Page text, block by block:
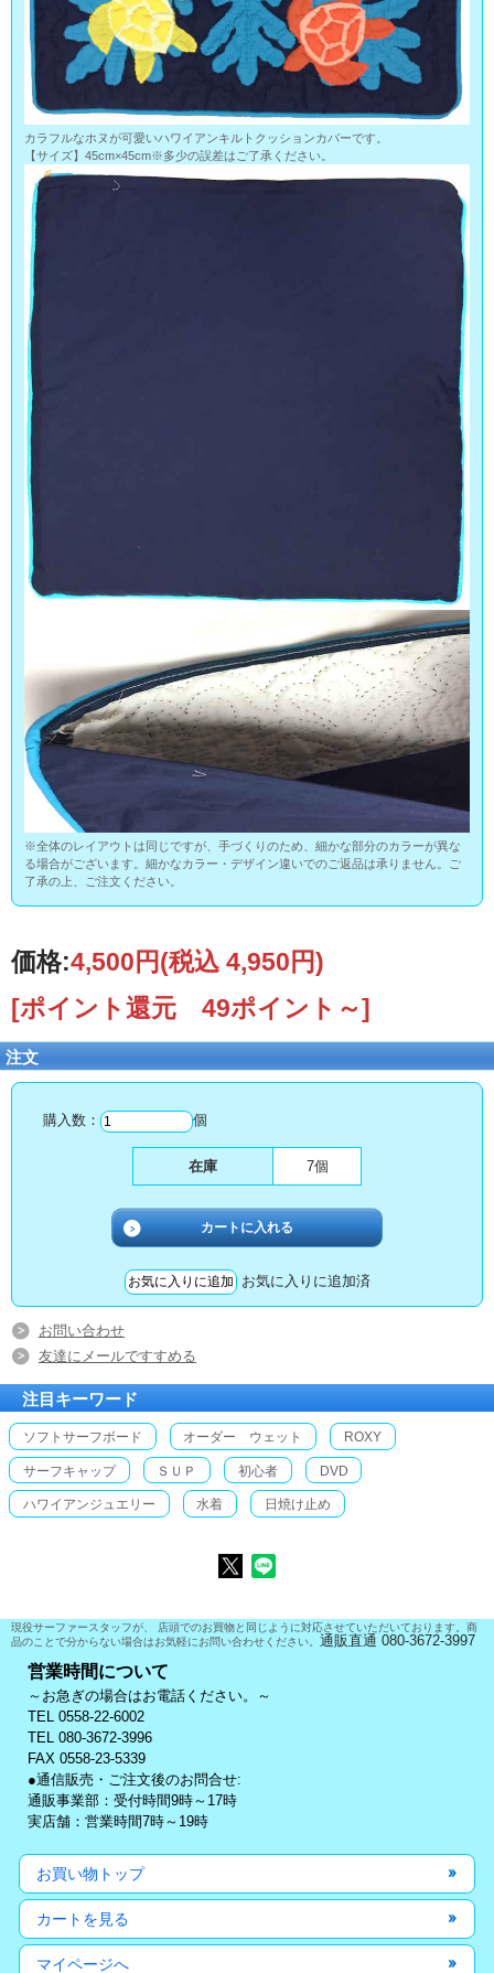
カラフルなホヌが可愛いハワイアンキルトクッションカバーです。
【サイズ】45cm×45cm※多少の誤差はご了承ください。
※全体のレイアウトは同じですが、手づくりのため、細かな部分のカラーが異な
る場合がございます。細かなカラー・デザイン違いでのご返品は承りません。ご
了承の上、ご注文ください。
価格:4,500円(税込 4,950円)
[ポイント還元 49ポイント～]
注文
購入数： 個
在庫 7個
お気に入りに追加済
お問い合わせ
友達にメールですすめる
注目キーワード
ソフトサーフボード オーダー ウェット ROXY
サーフキャップ ＳＵＰ 初心者 DVD
ハワイアンジュエリー 水着 日焼け止め
現役サーファースタッフが、 店頭でのお買物と同じように対応させていただいております。商
品のことで分からない場合はお気軽にお問い合わせください。 通販直通 080-3672-3997
営業時間について
～お急ぎの場合はお電話ください。～
TEL 0558-22-6002
TEL 080-3672-3996
FAX 0558-23-5339
●通信販売・ご注文後のお問合せ:
通販事業部：受付時間9時～17時
実店舗：営業時間7時～19時
お買い物トップ
カートを見る
マイページへ